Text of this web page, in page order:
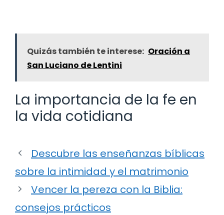
Quizás también te interese: Oración a
San Luciano de Lentini
La importancia de la fe en
la vida cotidiana
Descubre las enseñanzas bíblicas
sobre la intimidad y el matrimonio
Vencer la pereza con la Biblia:
consejos prácticos